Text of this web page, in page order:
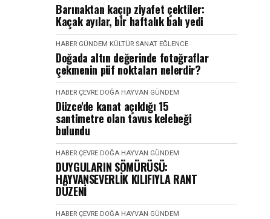
Barınaktan kaçıp ziyafet çektiler:
Kaçak ayılar, bir haftalık balı yedi
HABER GÜNDEM KÜLTÜR SANAT EĞLENCE
Doğada altın değerinde fotoğraflar
çekmenin püf noktaları nelerdir?
HABER ÇEVRE DOĞA HAYVAN GÜNDEM
Düzce'de kanat açıklığı 15
santimetre olan tavus kelebeği
bulundu
HABER ÇEVRE DOĞA HAYVAN GÜNDEM
DUYGULARIN SÖMÜRÜSÜ:
HAYVANSEVERLİK KILIFIYLA RANT
DÜZENİ
HABER ÇEVRE DOĞA HAYVAN GÜNDEM